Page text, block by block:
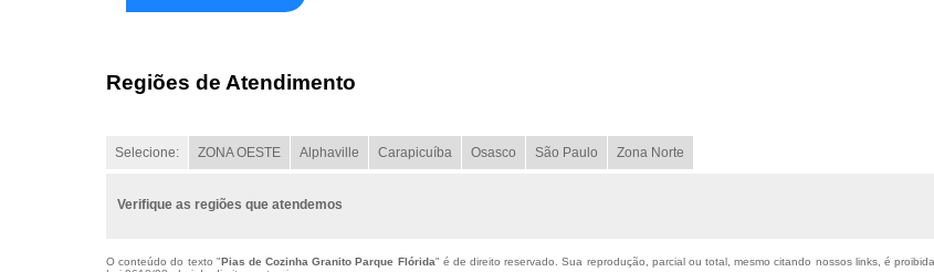
Regiões de Atendimento
Selecione: ZONA OESTE Alphaville Carapicuíba Osasco São Paulo Zona Norte
Verifique as regiões que atendemos
O conteúdo do texto "Pias de Cozinha Granito Parque Flórida" é de direito reservado. Sua reprodução, parcial ou total, mesmo citando nossos links, é